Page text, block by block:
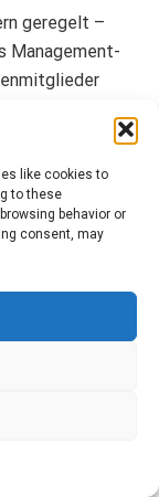
like cookies to
to these
behavior or
consent, may
geregelt –
Management-
und
gibt.
Nachfolge
schreckt